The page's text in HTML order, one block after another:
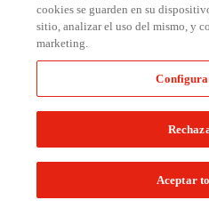
cookies se guarden en su
sitio, analizar el uso del mismo, y
marketing.
Aceptar